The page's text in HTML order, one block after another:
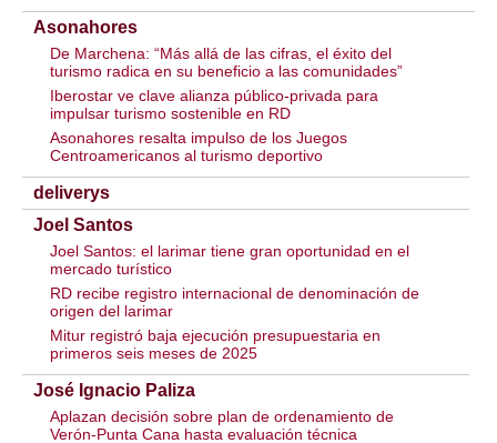
Asonahores
De Marchena: “Más allá de las cifras, el éxito del
turismo radica en su beneficio a las comunidades”
Iberostar ve clave alianza público-privada para
impulsar turismo sostenible en RD
Asonahores resalta impulso de los Juegos
Centroamericanos al turismo deportivo
deliverys
Joel Santos
Joel Santos: el larimar tiene gran oportunidad en el
mercado turístico
RD recibe registro internacional de denominación de
origen del larimar
Mitur registró baja ejecución presupuestaria en
primeros seis meses de 2025
José Ignacio Paliza
Aplazan decisión sobre plan de ordenamiento de
Verón-Punta Cana hasta evaluación técnica